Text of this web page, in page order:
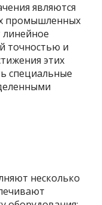
являются
промышленных
точностью и
этих
специальные
несколько